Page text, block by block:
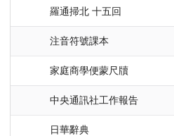
羅通掃北 十五回
注音符號課本
家庭商學便蒙尺牘
中央通訊社工作報告
日華辭典